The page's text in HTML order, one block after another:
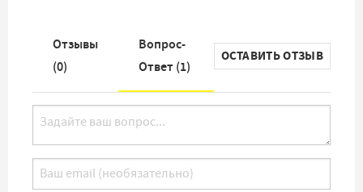
Отзывы
(0)
Вопрос-
Ответ (1)
ОСТАВИТЬ ОТЗЫВ